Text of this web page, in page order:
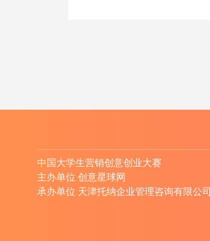
中国大学生营销创意创业大赛
主办单位 创意星球网
承办单位 天津托纳企业管理咨询有限公司